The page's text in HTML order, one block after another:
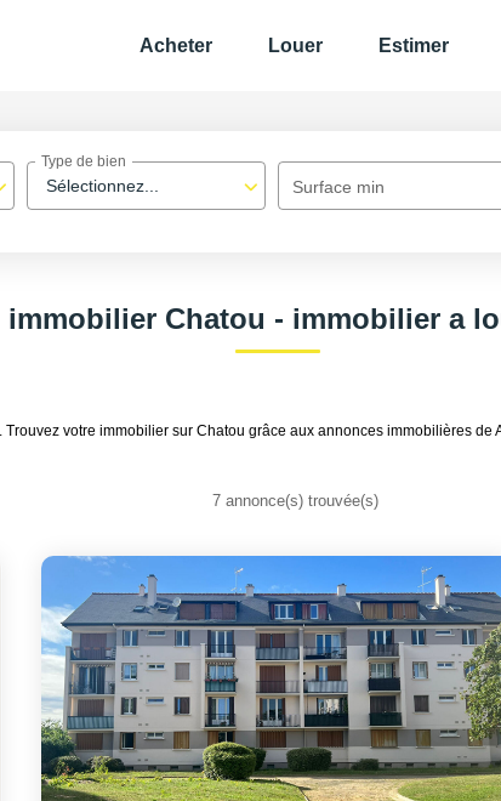
Acheter Louer Estimer
Sélectionnez...
Type de bien
Surface min
Chatou - immobilier a
votre immobilier sur Chatou grâce aux annonces immobilières de
7 annonce(s) trouvée(s)